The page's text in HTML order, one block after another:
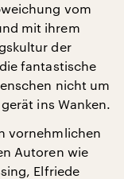
vom
mit ihrem
der
fantastische
nicht um
ins Wanken.
vornehmlichen
Autoren wie
Elfriede